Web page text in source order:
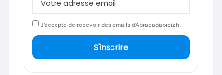
J’accepte de recevoir des emails d’Abracadabreizh.
S'inscrire